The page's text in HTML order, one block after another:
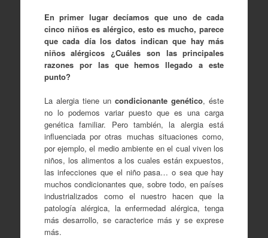
En primer lugar decíamos que uno de cada
cinco niños es alérgico, esto es mucho, parece
que cada día los datos indican que hay más
niños alérgicos ¿Cuáles son las principales
razones por las que hemos llegado a este
punto?
La alergia tiene uncondicionante genético, éste
no lo podemos variar puesto que es una carga
genética familiar. Pero también, la alergia está
influenciada por otras muchas situaciones como,
por ejemplo, el medio ambiente en el cual viven los
niños, los alimentos a los cuales están expuestos,
las infecciones que el niño pasa… o sea que hay
muchos condicionantes que, sobre todo, en países
industrializados como el nuestro hacen que la
patología alérgica, la enfermedad alérgica, tenga
más desarrollo, se caracterice más y se exprese
más.